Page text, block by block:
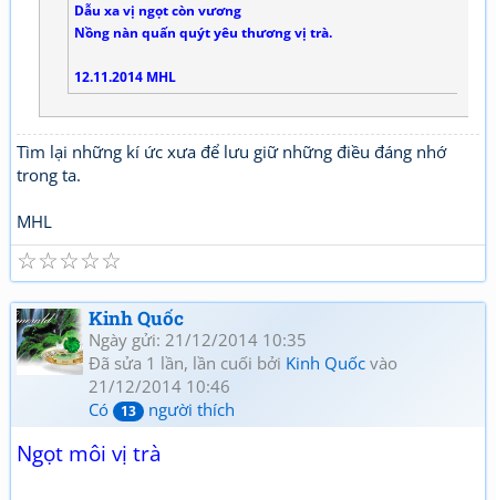
Dẫu xa vị ngọt còn vương
Nồng nàn quấn quýt yêu thương vị trà.
12.11.2014 MHL
Tìm lại những kí ức xưa để lưu giữ những điều đáng nhớ
trong ta.
MHL
☆
☆
☆
☆
☆
Kinh Quốc
Ngày gửi: 21/12/2014 10:35
Đã sửa 1 lần, lần cuối bởi Kinh Quốc vào
21/12/2014 10:46
Có
13 người thích
Ngọt môi vị trà